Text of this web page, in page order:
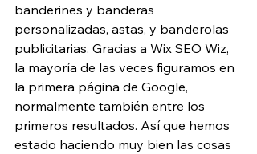
banderines y banderas
personalizadas, astas, y banderolas
publicitarias. Gracias a Wix SEO Wiz,
la mayoría de las veces figuramos en
la primera página de Google,
normalmente también entre los
primeros resultados. Así que hemos
estado haciendo muy bien las cosas